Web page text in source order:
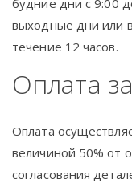
будние дни с 9:00
выходные дни или
течение 12 часов.
Оплата
Оплата
величиной 50% от
согласования